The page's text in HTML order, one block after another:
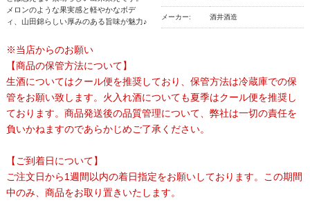
メロンのような果実感と軽やかなボデ
ィ、山田錦らしい厚みのある旨味が魅力♪
メーカー: 酒井酒造
※当店からのお願い
【商品の保管方法について】
生酒についてはクール便を推奨しており、保管方法は冷蔵庫での保
管をお願い致します。火入れ酒についても夏季はクール便を推奨し
ております。商品発送後の品質管理について、弊社は一切の責任を
負いかねますのであらかじめご了承ください。
【ご到着日について】
ご注文日から1週間以内の着日指定をお願いしております。この期間
中のみ、商品をお取り置きいたします。